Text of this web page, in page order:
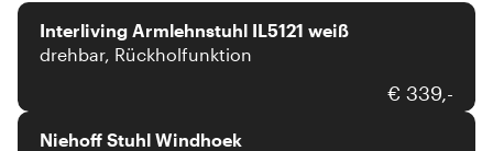
Interliving Armlehnstuhl IL5121 weiß
drehbar, Rückholfunktion
€ 339,-
Niehoff
Niehoff Stuhl Windhoek